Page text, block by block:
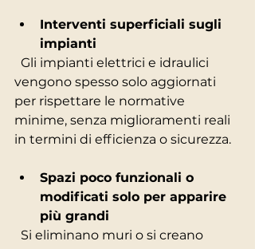
Interventi superficiali sugli
impianti
vengono spesso solo aggiornati
per rispettare le normative
minime, senza miglioramenti reali
in termini di efficienza o sicurezza.
Spazi poco funzionali o
modificati solo per apparire
più grandi